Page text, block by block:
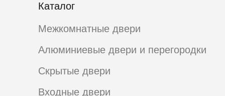
Каталог
Межкомнатные двери
Входные двери
Алюминиевые двери и перегородки
Скрытые двери